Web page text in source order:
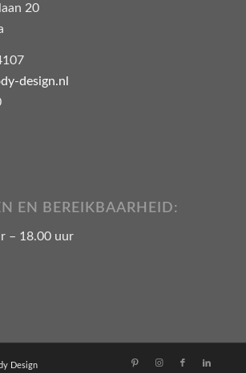
20
design.nl
EN BEREIKBAARHEID:
– 18.00 uur
Design